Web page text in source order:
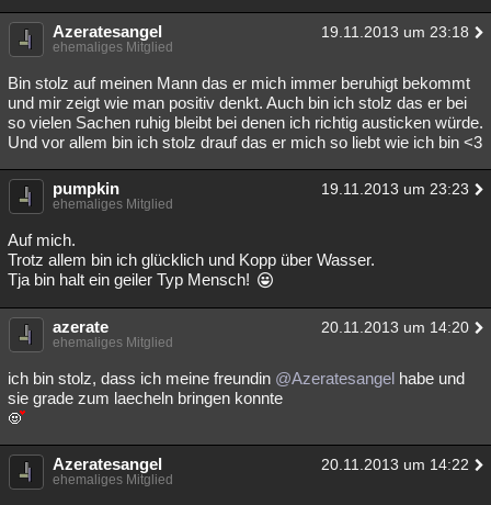
Azeratesangel 19.11.2013 um 23:18
ehemaliges Mitglied
Bin stolz auf meinen Mann das er mich immer beruhigt bekommt
und mir zeigt wie man positiv denkt. Auch bin ich stolz das er bei
so vielen Sachen ruhig bleibt bei denen ich richtig austicken würde.
Und vor allem bin ich stolz drauf das er mich so liebt wie ich bin <3
pumpkin 19.11.2013 um 23:23
ehemaliges Mitglied
Auf mich.
Trotz allem bin ich glücklich und Kopp über Wasser.
Tja bin halt ein geiler Typ Mensch!
azerate 20.11.2013 um 14:20
ehemaliges Mitglied
ich bin stolz, dass ich meine freundin @Azeratesangel habe und
sie grade zum laecheln bringen konnte
Azeratesangel 20.11.2013 um 14:22
ehemaliges Mitglied